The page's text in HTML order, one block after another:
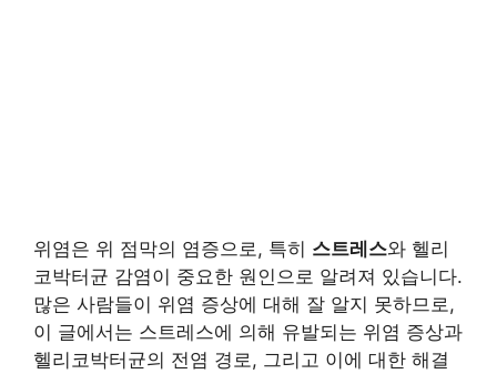
위염은 위 점막의 염증으로, 특히 스트레스와 헬리
코박터균 감염이 중요한 원인으로 알려져 있습니다.
많은 사람들이 위염 증상에 대해 잘 알지 못하므로,
이 글에서는 스트레스에 의해 유발되는 위염 증상과
헬리코박터균의 전염 경로, 그리고 이에 대한 해결